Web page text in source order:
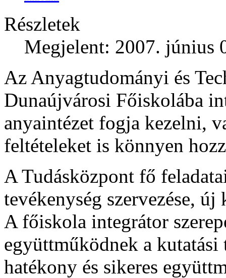
Részletek
Megjelent: 2007. június
Az Anyagtudományi és
Dunaújvárosi Főiskolába
anyaintézet fogja kezelni,
feltételeket is könnyen
A Tudásközpont fő
tevékenység szervezése,
A főiskola integrátor
együttműködnek a
hatékony és sikeres